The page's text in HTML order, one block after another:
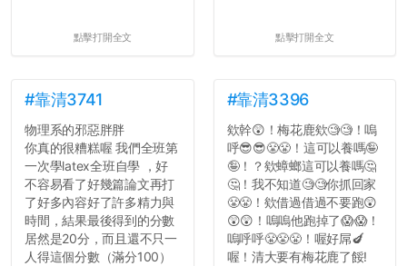
點擊打開全文 點擊打開全文
#靠清3741
物理系的邪惡胖胖
你真的很糟糕喔 我們全班第
一次學latex全班自學 ，好
不容易看了好幾篇論文再打
了好多內容好了許多精力與
時間，結果最後得到的分數
居然是20分，而且還不只一
人得這個分數（滿分100）
#靠清3396
欸幹😲！梅花鹿欸🧐🧐！嗚
呼😎😎😤😤！這可以養嗎🤪
🤪！？欸蟑螂這可以養嗎🤔
🤔！我不知道🧐🧐你抓回家
😤😤！欸借過借過不要跑😲
😲😲！嗚嗚他跑掉了😱😱！
嗚呼呼😤😤😤！喔好屌🍆
喔！清大要有梅花鹿了餒!